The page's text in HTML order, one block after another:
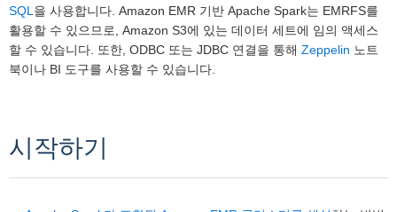
SQL을 사용합니다. Amazon EMR 기반 Apache Spark는 EMRFS를
활용할 수 있으므로, Amazon S3에 있는 데이터 세트에 임의 액세스
할 수 있습니다. 또한, ODBC 또는 JDBC 연결을 통해 Zeppelin 노트
북이나 BI 도구를 사용할 수 있습니다.
시작하기